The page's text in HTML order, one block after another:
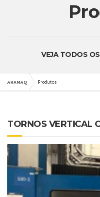
VEJA TODOS
ARAMAQ Produtos
TORNOS VERTICAL